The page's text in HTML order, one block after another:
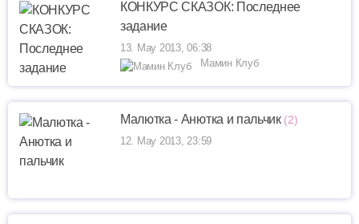
КОНКУРС СКАЗОК: Последнее
задание
13. May 2013, 06:38
Мамин Клуб
Малютка - Анютка и пальчик (2)
12. May 2013, 23:59